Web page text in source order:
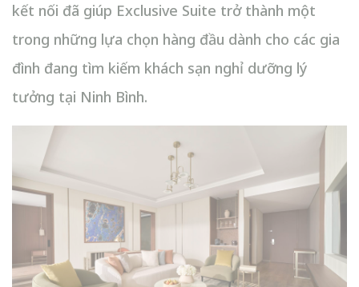
kết nối đã giúp Exclusive Suite trở thành một
trong những lựa chọn hàng đầu dành cho các gia
đình đang tìm kiếm khách sạn nghỉ dưỡng lý
tưởng tại Ninh Bình.